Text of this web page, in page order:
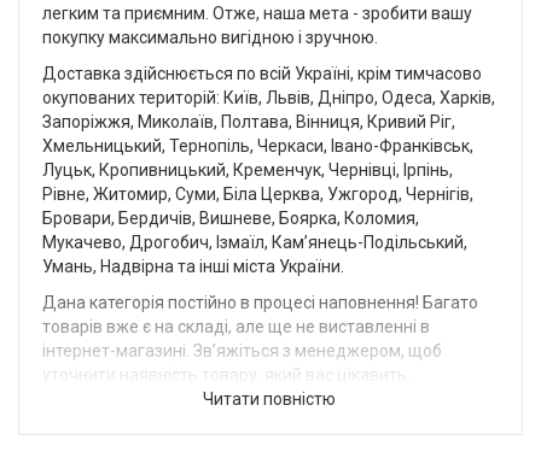
легким та приємним. Отже, наша мета - зробити вашу
покупку максимально вигідною і зручною.
Доставка здійснюється по всій Україні, крім тимчасово
окупованих територій: Київ, Львів, Дніпро, Одеса, Харків,
Запоріжжя, Миколаїв, Полтава, Вінниця, Кривий Ріг,
Хмельницький, Тернопіль, Черкаси, Івано-Франківськ,
Луцьк, Кропивницький, Кременчук, Чернівці, Ірпінь,
Рівне, Житомир, Суми, Біла Церква, Ужгород, Чернігів,
Бровари, Бердичів, Вишневе, Боярка, Коломия,
Мукачево, Дрогобич, Ізмаїл, Кам’янець-Подільський,
Умань, Надвірна та інші міста України.
Дана категорія постійно в процесі наповнення! Багато
товарів вже є на складі, але ще не виставленні в
інтернет-магазині. Звʼяжіться з менеджером, щоб
уточнити наявність товару, який вас цікавить.
Читати повністю